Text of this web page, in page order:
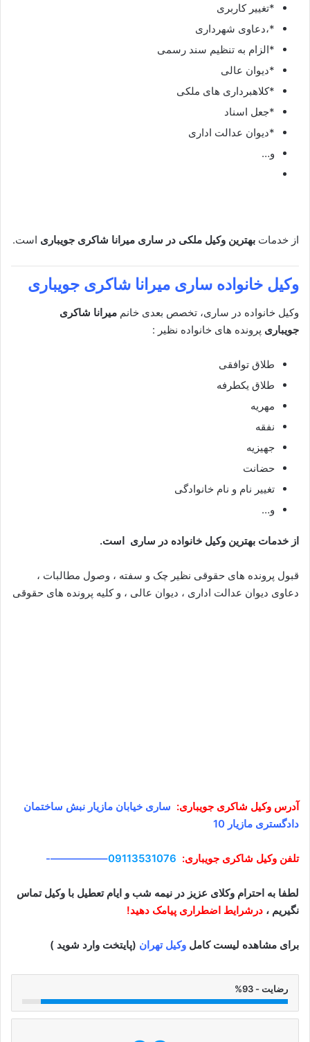
*تغییر کاربری
*،دعاوی شهرداری
*الزام به تنظیم سند رسمی
*دیوان عالی
*کلاهبرداری های ملکی
*جعل اسناد
*دیوان عدالت اداری
و…
از خدمات بهترین وکیل ملکی در ساری میرانا شاکری جویباری است.
وکیل خانواده ساری میرانا شاکری جویباری
وکیل خانواده در ساری، تخصص بعدی خانم میرانا شاکری
جویباری پرونده های خانواده نظیر :
طلاق توافقی
طلاق یکطرفه
مهریه
نفقه
جهیزیه
حضانت
تغییر نام و نام خانوادگی
و…
از خدمات بهترین وکیل خانواده در ساری است.
قبول پرونده های حقوقی نظیر چک و سفته ، وصول مطالبات ،
دعاوی دیوان عدالت اداری ، دیوان عالی ، و کلیه پرونده های حقوقی
آدرس وکیل شاکری جویباری: ساری خیابان مازیار نبش ساختمان
دادگستری مازیار 10
تلفن وکیل شاکری جویباری:
09113531076
–
—————-
لطفا به احترام وکلای عزیز در نیمه شب و ایام تعطیل با وکیل تماس
نگیریم ، درشرایط اضطراری پیامک دهید!
برای مشاهده لیست کامل وکیل تهران (پایتخت وارد شوید )
رضایت - 93%